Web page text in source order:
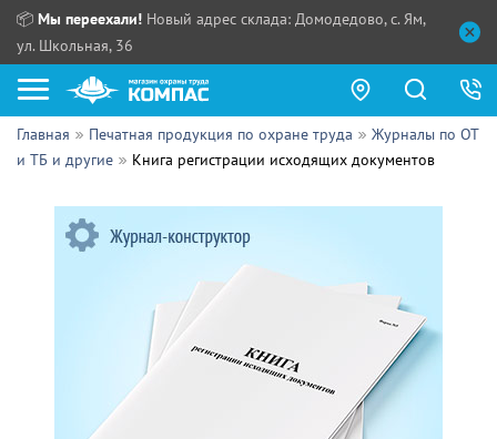
📦 Мы переехали! Новый адрес склада: Домодедово, с. Ям,
ул. Школьная, 36
Как купить?
Сотрудничество
Выдача продукции:
Главная Печатная продукция по охране труда
Журналы по ОТ
и ТБ и другие
Книга регистрации исходящих документов